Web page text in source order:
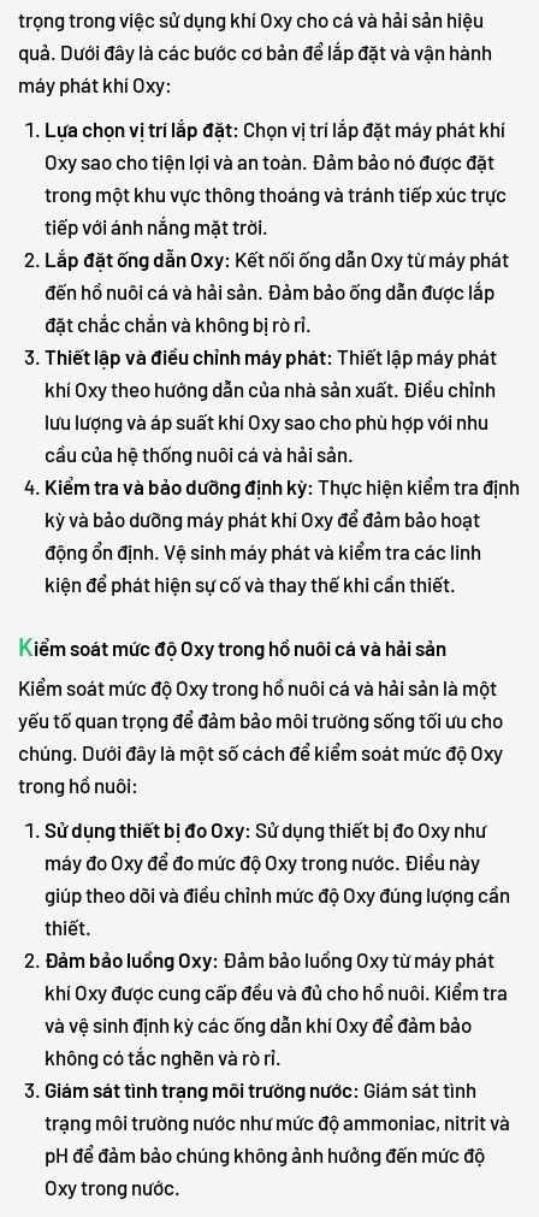
trọng trong việc sử dụng khí Oxy cho cá và hải sản hiệu
quả. Dưới đây là các bước cơ bản để lắp đặt và vận hành
máy phát khí Oxy:
Lựa chọn vị trí lắp đặt: Chọn vị trí lắp đặt máy phát khí
Oxy sao cho tiện lợi và an toàn. Đảm bảo nó được đặt
trong một khu vực thông thoáng và tránh tiếp xúc trực
tiếp với ánh nắng mặt trời.
Lắp đặt ống dẫn Oxy: Kết nối ống dẫn Oxy từ máy phát
đến hồ nuôi cá và hải sản. Đảm bảo ống dẫn được lắp
đặt chắc chắn và không bị rò rỉ.
Thiết lập và điều chỉnh máy phát: Thiết lập máy phát
khí Oxy theo hướng dẫn của nhà sản xuất. Điều chỉnh
lưu lượng và áp suất khí Oxy sao cho phù hợp với nhu
cầu của hệ thống nuôi cá và hải sản.
Kiểm tra và bảo dưỡng định kỳ: Thực hiện kiểm tra định
kỳ và bảo dưỡng máy phát khí Oxy để đảm bảo hoạt
động ổn định. Vệ sinh máy phát và kiểm tra các linh
kiện để phát hiện sự cố và thay thế khi cần thiết.
Kiểm soát mức độ Oxy trong hồ nuôi cá và hải sản
Kiểm soát mức độ Oxy trong hồ nuôi cá và hải sản là một
yếu tố quan trọng để đảm bảo môi trường sống tối ưu cho
chúng. Dưới đây là một số cách để kiểm soát mức độ Oxy
trong hồ nuôi:
Sử dụng thiết bị đo Oxy: Sử dụng thiết bị đo Oxy như
máy đo Oxy để đo mức độ Oxy trong nước. Điều này
giúp theo dõi và điều chỉnh mức độ Oxy đúng lượng cần
thiết.
Đảm bảo luồng Oxy: Đảm bảo luồng Oxy từ máy phát
khí Oxy được cung cấp đều và đủ cho hồ nuôi. Kiểm tra
và vệ sinh định kỳ các ống dẫn khí Oxy để đảm bảo
không có tắc nghẽn và rò rỉ.
Giám sát tình trạng môi trường nước: Giám sát tình
trạng môi trường nước như mức độ ammoniac, nitrit và
pH để đảm bảo chúng không ảnh hưởng đến mức độ
Oxy trong nước.